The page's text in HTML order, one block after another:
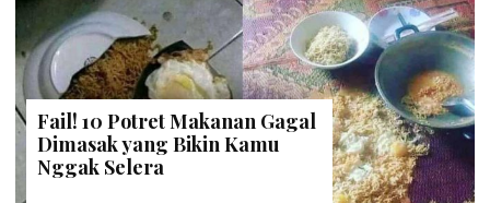
Fail! 10 Potret Makanan Gagal
Dimasak yang Bikin Kamu
Nggak Selera